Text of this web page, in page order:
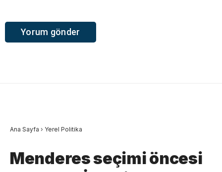
Ana Sayfa › Yerel Politika
Menderes seçimi öncesi